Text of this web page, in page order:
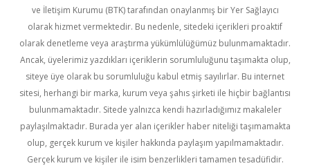
ve İletişim Kurumu (BTK) tarafından onaylanmış bir Yer Sağlayıcı
olarak hizmet vermektedir. Bu nedenle, sitedeki içerikleri proaktif
olarak denetleme veya araştırma yükümlülüğümüz bulunmamaktadır.
Ancak, üyelerimiz yazdıkları içeriklerin sorumluluğunu taşımakta olup,
siteye üye olarak bu sorumluluğu kabul etmiş sayılırlar. Bu internet
sitesi, herhangi bir marka, kurum veya şahıs şirketi ile hiçbir bağlantısı
bulunmamaktadır. Sitede yalnızca kendi hazırladığımız makaleler
paylaşılmaktadır. Burada yer alan içerikler haber niteliği taşımamakta
olup, gerçek kurum ve kişiler hakkında paylaşım yapılmamaktadır.
Gerçek kurum ve kişiler ile isim benzerlikleri tamamen tesadüfidir.